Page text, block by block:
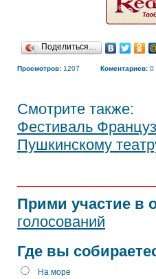
Поделиться…
Просмотров: 1207 Коментариев: 0
Смотрите также:
Фестиваль
Пушкинскому
Прими участие в
голосований
Где вы
На море